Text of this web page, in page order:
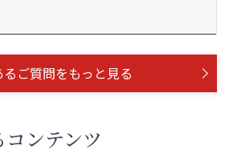
るご質問をもっと見る
ンテンツ